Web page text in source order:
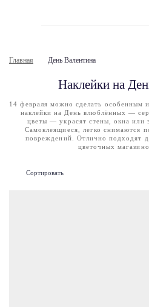
Главная День Валентина
Наклейки на
14 февраля можно сделать особенным
наклейки на День влюблённых —
цветы — украсят стены, окна или
Самоклеящиеся, легко снимаются
повреждений. Отлично подходят
цветочных
Сортировать